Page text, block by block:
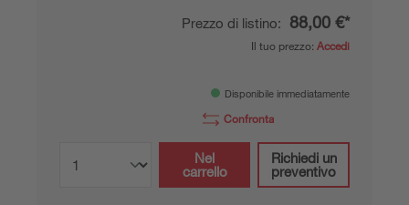
Prezzo di listino: 88,00 €*
Il tuo prezzo: Accedi
Disponibile immediatamente
Confronta
Nel
carrello
Richiedi un
preventivo